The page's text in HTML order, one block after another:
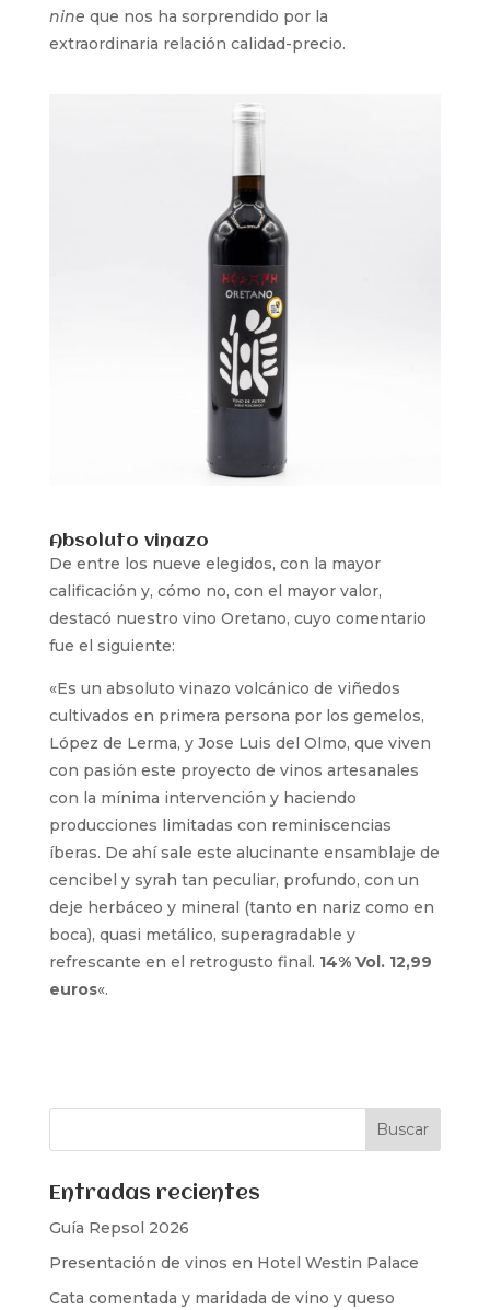
nine que nos ha sorprendido por la
extraordinaria relación calidad-precio.
Absoluto vinazo
De entre los nueve elegidos, con la mayor
calificación y, cómo no, con el mayor valor,
destacó nuestro vino Oretano, cuyo comentario
fue el siguiente:
«Es un absoluto vinazo volcánico de viñedos
cultivados en primera persona por los gemelos,
López de Lerma, y Jose Luis del Olmo, que viven
con pasión este proyecto de vinos artesanales
con la mínima intervención y haciendo
producciones limitadas con reminiscencias
íberas. De ahí sale este alucinante ensamblaje de
cencibel y syrah tan peculiar, profundo, con un
deje herbáceo y mineral (tanto en nariz como en
boca), quasi metálico, superagradable y
refrescante en el retrogusto final. 14% Vol. 12,99
euros«.
Entradas recientes
Guía Repsol 2026
Presentación de vinos en Hotel Westin Palace
Cata comentada y maridada de vino y queso